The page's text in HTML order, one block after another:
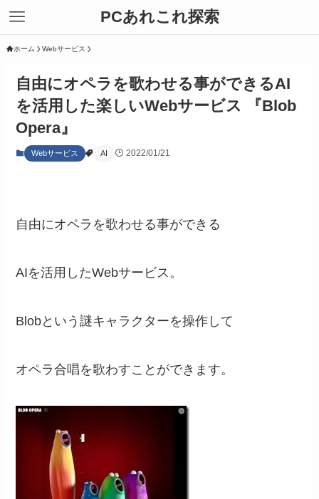
PCあれこれ探索
ホーム Webサービス
自由にオペラを歌わせる事ができるAI
を活用した楽しいWebサービス 『Blob
Opera』
Webサービス AI 2022/01/21
自由にオペラを歌わせる事ができる
AIを活用したWebサービス。
Blobという謎キャラクターを操作して
オペラ合唱を歌わすことができます。